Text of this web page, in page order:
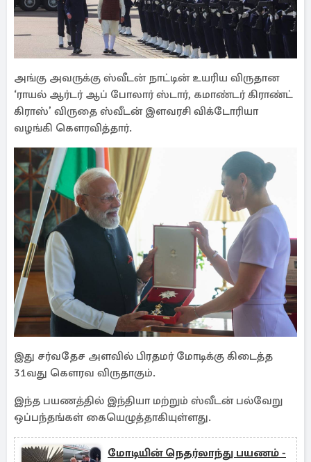
அங்கு அவருக்கு ஸ்வீடன் நாட்டின் உயரிய விருதான
‘ராயல் ஆர்டர் ஆப் போலார் ஸ்டார், கமாண்டர் கிராண்ட்
கிராஸ்’ விருதை ஸ்வீடன் இளவரசி விக்டோரியா
வழங்கி கௌரவித்தார்.
இது சர்வதேச அளவில் பிரதமர் மோடிக்கு கிடைத்த
31வது கௌரவ விருதாகும்.
இந்த பயணத்தில் இந்தியா மற்றும் ஸ்வீடன் பல்வேறு
ஒப்பந்தங்கள் கையெழுத்தாகியுள்ளது.
மோடியின் நெதர்லாந்து பயணம் -